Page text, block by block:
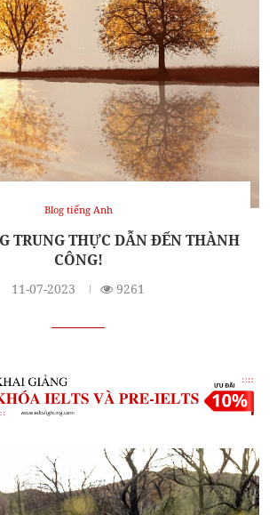
Blog tiếng Anh
TRUNG THỰC DẪN ĐẾN THÀNH
CÔNG!
11-07-2023 9261